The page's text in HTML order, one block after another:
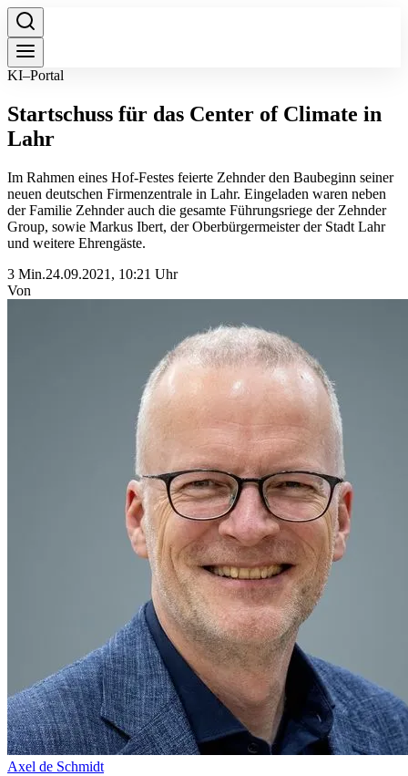
KI–Portal
Startschuss für das Center of Climate in
Lahr
Im Rahmen eines Hof-Festes feierte Zehnder den Baubeginn seiner
neuen deutschen Firmenzentrale in Lahr. Eingeladen waren neben
der Familie Zehnder auch die gesamte Führungsriege der Zehnder
Group, sowie Markus Ibert, der Oberbürgermeister der Stadt Lahr
und weitere Ehrengäste.
3 Min.24.09.2021, 10:21 Uhr
Von
Axel de Schmidt